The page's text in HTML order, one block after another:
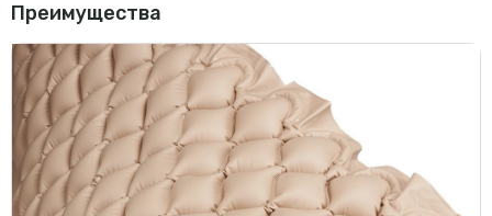
Преимущества